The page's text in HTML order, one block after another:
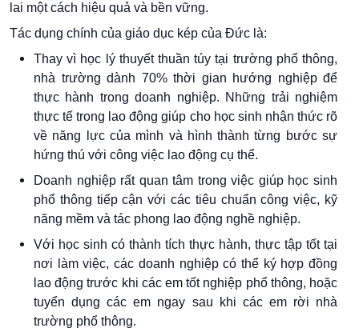
lai một cách hiệu quả và bền vững.
Tác dụng chính của giáo dục kép của Đức là:
Thay vì học lý thuyết thuần túy tại trường phổ thông,
nhà trường dành 70% thời gian hướng nghiệp để
thực hành trong doanh nghiệp. Những trải nghiệm
thực tế trong lao động giúp cho học sinh nhận thức rõ
về năng lực của mình và hình thành từng bước sự
hứng thú với công việc lao động cụ thể.
Doanh nghiệp rất quan tâm trong việc giúp học sinh
phổ thông tiếp cận với các tiêu chuẩn công việc, kỹ
năng mềm và tác phong lao động nghề nghiệp.
Với học sinh có thành tích thực hành, thực tập tốt tại
nơi làm việc, các doanh nghiệp có thể ký hợp đồng
lao động trước khi các em tốt nghiệp phổ thông, hoặc
tuyển dụng các em ngay sau khi các em rời nhà
trường phổ thông.